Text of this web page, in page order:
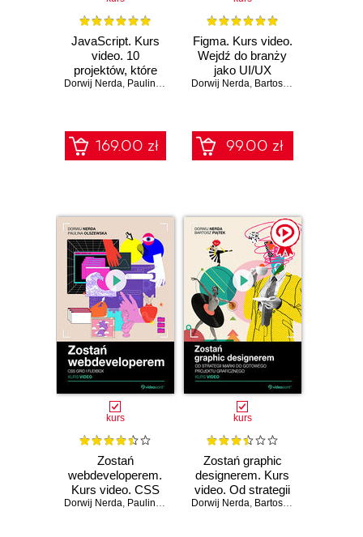
JavaScript. Kurs
video. 10
projektów, które
rozwiną Twoje
Dorwij Nerda, Paulina Olszewska
169.00 zł
Figma. Kurs video.
Wejdź do branży
jako UI/UX
designer
Dorwij Nerda, Bartosz Piątek
99.00 zł
kurs
Zostań
webdeveloperem.
Kurs video. CSS
Grid i Flexbox
Dorwij Nerda, Paulina Olszewska
kurs
Zostań graphic
designerem. Kurs
video. Od strategii
marki do gotowego
Dorwij Nerda, Bartosz Piątek